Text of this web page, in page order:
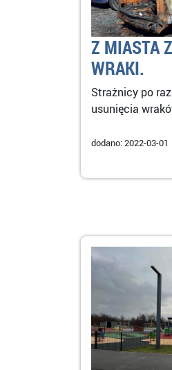
Z MIASTA
WRAKI.
Strażnicy po
usunięcia
dodano: 2022-03-01